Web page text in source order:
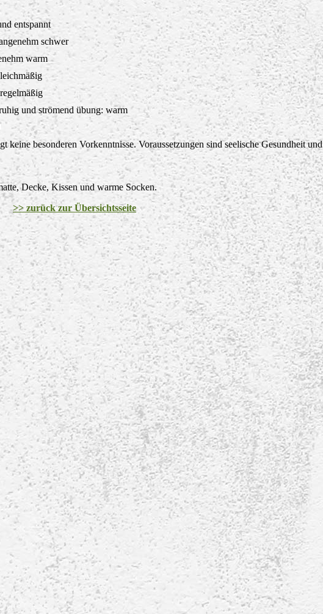
entspannt
schwer
warm
und strömend übung: warm
keine besonderen Vorkenntnisse. Voraussetzungen sind seelische Gesundheit und
Decke, Kissen und warme Socken.
>> zurück zur Übersichtsseite